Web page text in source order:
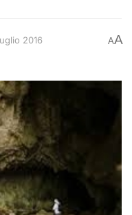
2016 AA